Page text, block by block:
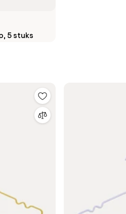
5 stuks